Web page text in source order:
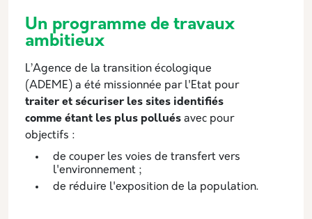
Un programme de travaux
ambitieux
L’Agence de la transition écologique
(ADEME) a été missionnée par l'Etat pour
traiter et sécuriser les sites identifiés
comme étant les plus pollués avec pour
objectifs :
de couper les voies de transfert vers
l'environnement ;
de réduire l'exposition de la population.